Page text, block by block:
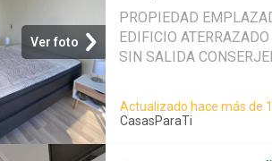
Ver foto
Parilla·Terraza·Zona de
Trastero
PROPIEDAD
EDIFICIO
SIN SALIDA
JUEGO DE TERRAZA
DEPARTAMENTO
COMEDOR – SALIDA
Actualizado hace más de
CasasParaTi